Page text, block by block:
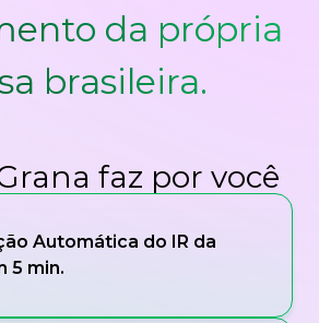
da própria
brasileira.
faz por você
Automática do IR da
5 min.